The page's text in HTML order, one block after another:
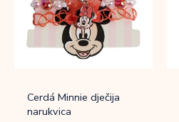
Cerdá Minnie dječija
narukvica